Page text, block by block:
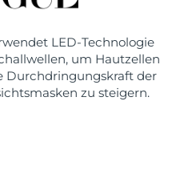
LED-Technologie
um Hautzellen
Durchdringungskraft der
zu steigern.